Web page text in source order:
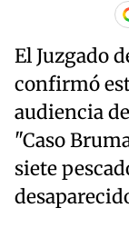
El Juzgado
confirmó
audiencia
"Caso
siete